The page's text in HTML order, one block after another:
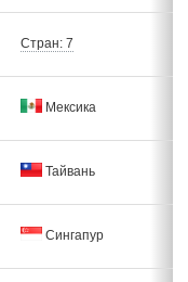
Стран: 7
Мексика
Тайвань
Сингапур